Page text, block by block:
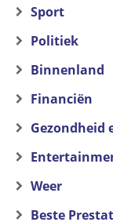
Sport
Politiek
Binnenland
Financiën
Gezondheid
Weer